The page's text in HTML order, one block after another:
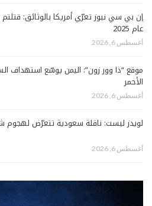
إن بي سي نيوز تعرّي أمريكا بالوثائق:
عام 2025
أغسطس 6, 2026
موقع “ذا وور زون”: اليمن يوسّع استهداف
الأحمر
أغسطس 6, 2026
لويدز ليست: ناقلة سعودية تتعرّض لهجوم
أغسطس 6, 2026